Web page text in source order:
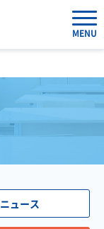
MENU
ニュース